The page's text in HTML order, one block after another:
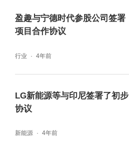
盈趣与宁德时代参股公司签署
项目合作协议
行业 4年前
LG新能源等与印尼签署了初步
协议
新能源 4年前